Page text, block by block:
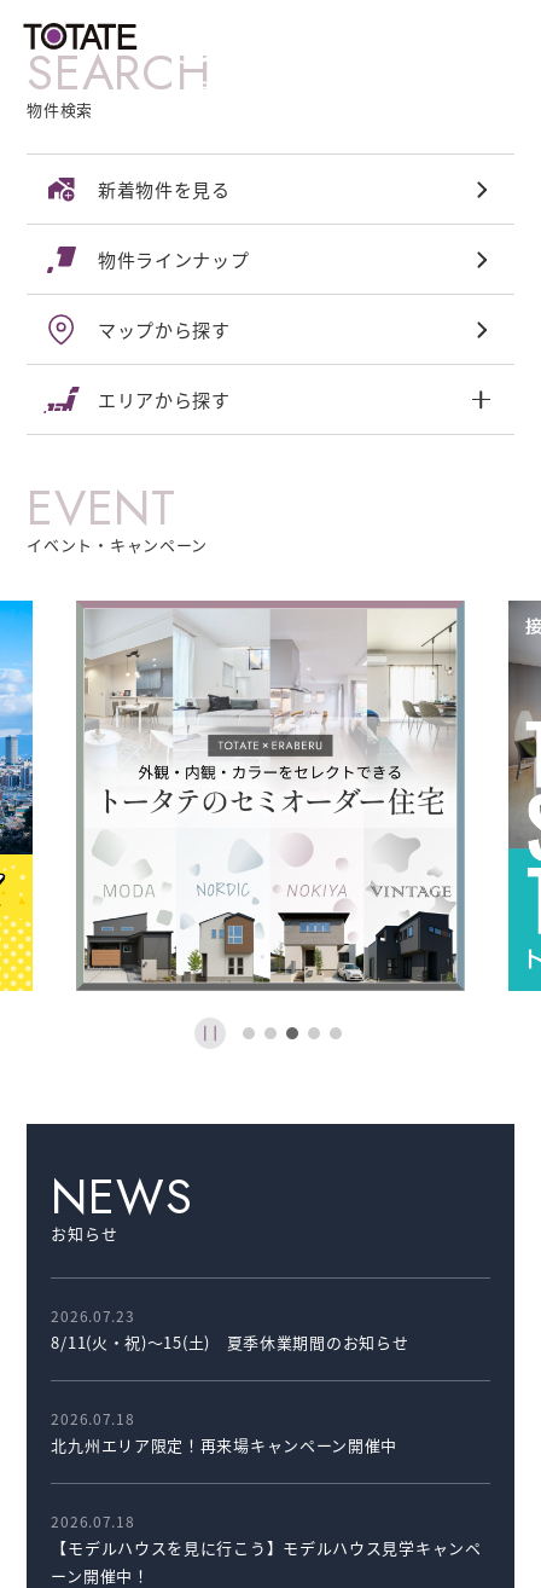
SEARCH
物件検索
新着物件を見る
物件ラインナップ
マップから探す
エリアから探す
EVENT
イベント・キャンペーン
NEWS
お知らせ
2026.07.23
8/11(火・祝)～15(土) 夏季休業期間のお知らせ
2026.07.18
北九州エリア限定！再来場キャンペーン開催中
2026.07.18
【モデルハウスを見に行こう】モデルハウス見学キャンペ
ーン開催中！